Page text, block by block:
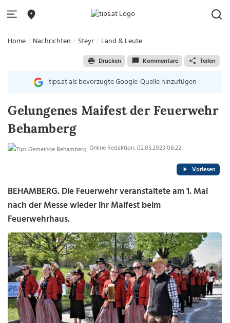
Home Nachrichten Steyr Land & Leute
Drucken Kommentare Teilen
tips.at als bevorzugte Google-Quelle hinzufügen
Gelungenes Maifest der Feuerwehr
Behamberg
Online Redaktion, 02.05.2023 08:22
Vorlesen
BEHAMBERG. Die Feuerwehr veranstaltete am 1. Mai
nach der Messe wieder ihr Maifest beim
Feuerwehrhaus.